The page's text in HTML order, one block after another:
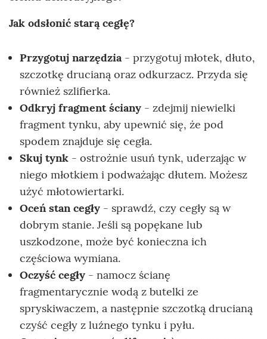
Jak odsłonić starą cegłę?
Przygotuj narzędzia- przygotuj młotek, dłuto,
szczotkę drucianą oraz odkurzacz. Przyda się
również szlifierka.
Odkryj fragment ściany - zdejmij niewielki
fragment tynku, aby upewnić się, że pod
spodem znajduje się cegła.
Skuj tynk - ostrożnie usuń tynk, uderzając w
niego młotkiem i podważając dłutem. Możesz
użyć młotowiertarki.
Oceń stan cegły - sprawdź, czy cegły są w
dobrym stanie. Jeśli są popękane lub
uszkodzone, może być konieczna ich
częściowa wymiana.
Oczyść cegły - namocz ścianę
fragmentarycznie wodą z butelki ze
spryskiwaczem, a następnie szczotką drucianą
czyść cegły z luźnego tynku i pyłu.